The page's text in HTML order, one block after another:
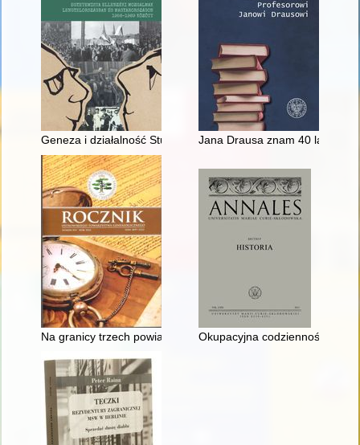
Geneza i działalność Studenckiego Komitetu Solidarności w
Jana Drausa znam 40 lat
Na granicy trzech powiatów... : obchody 75. rocznicy śmierci
Okupacyjna codzienność